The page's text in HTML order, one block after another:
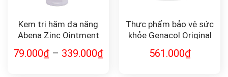
Kem trị hăm đa năng
Abena Zinc Ointment
79.000₫ – 339.000₫
Thực phẩm bảo vệ sức
khỏe Genacol Original
Collagen giảm đau
561.000₫